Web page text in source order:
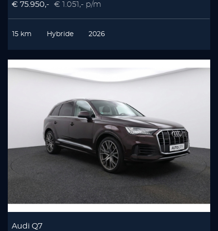
€ 75.950,- € 1.051,- p/m
15 km Hybride 2026
Audi Q7